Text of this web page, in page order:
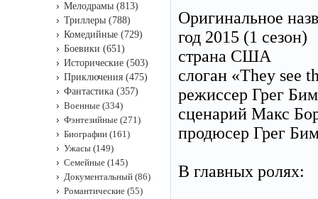
Оригинальное
год 2015 (1 сезон)
страна США
слоган «They see
режиссер Грег
сценарий Макс
продюсер Грег
В главных ролях:
Мелодрамы (813)
Триллеры (788)
Комедийные (729)
Боевики (651)
Исторические (503)
Приключения (475)
Фантастика (357)
Военные (334)
Фэнтезийные (271)
Биографии (161)
Ужасы (149)
Семейные (145)
Документальный (86)
Романтические (55)